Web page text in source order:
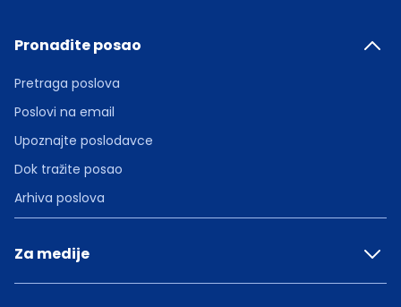
Pronađite posao
Pretraga poslova
Poslovi na email
Upoznajte poslodavce
Dok tražite posao
Arhiva poslova
Za medije